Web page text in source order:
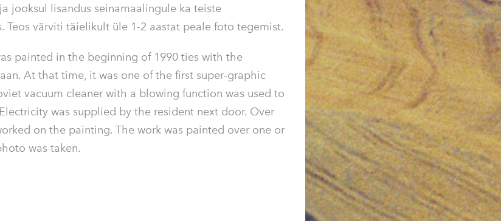
jooksul lisandus seinamaalingule ka teiste
Teos värviti täielikult üle 1-2 aastat peale foto tegemist.
painted in the beginning of 1990 ties with the
At that time, it was one of the first super-graphic
vacuum cleaner with a blowing function was used to
was supplied by the resident next door. Over
on the painting. The work was painted over one or
was taken.